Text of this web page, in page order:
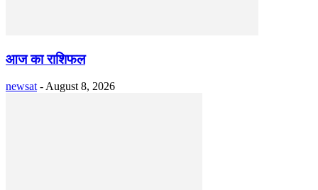
आज का राशिफल
newsat -August 8, 2026